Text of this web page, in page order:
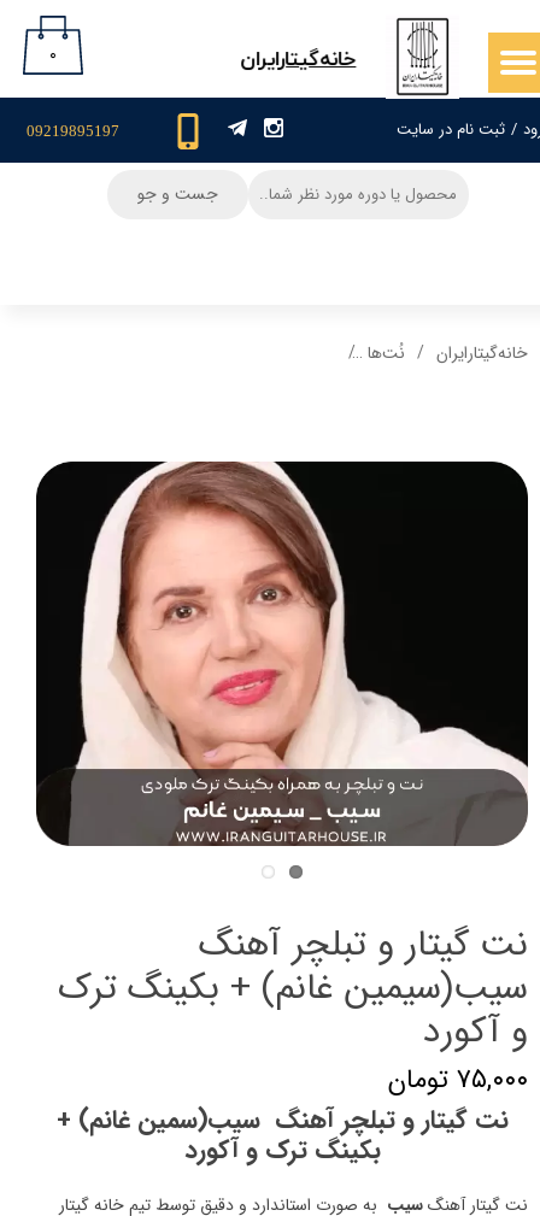
/ ثبت نام در سایت
حساب کاربری من
سفارشات
09219895197
​خانه‌گیتار‌ایران ۰
جست و جو
خانه‌گیتار‌ایران نُت‌ها
نت گیتار و تبلچر آهنگ
سیب(سیمین غانم) + بکینگ ترک
و آکورد
۷۵,۰۰۰ تومان
نت گیتار و تبلچر آهنگ سیب(سمین غانم) +
بکینگ ترک و آکورد
نت گیتار آهنگسیب به صورت استاندارد و دقیق توسط تیم خانه گیتار